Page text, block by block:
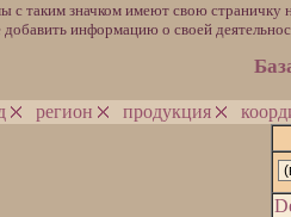
с таким значком имеют свою страничку
информацию о своей
регион продукция